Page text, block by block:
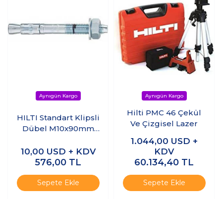
HILTI Standart Klipsli
Dübel M10x90mm
(25adet)
10,00 USD + KDV
576,00 TL
Sepete Ekle
Hilti PMC 46 Çekül
Ve Çizgisel Lazer
1.044,00 USD +
KDV
60.134,40 TL
Sepete Ekle